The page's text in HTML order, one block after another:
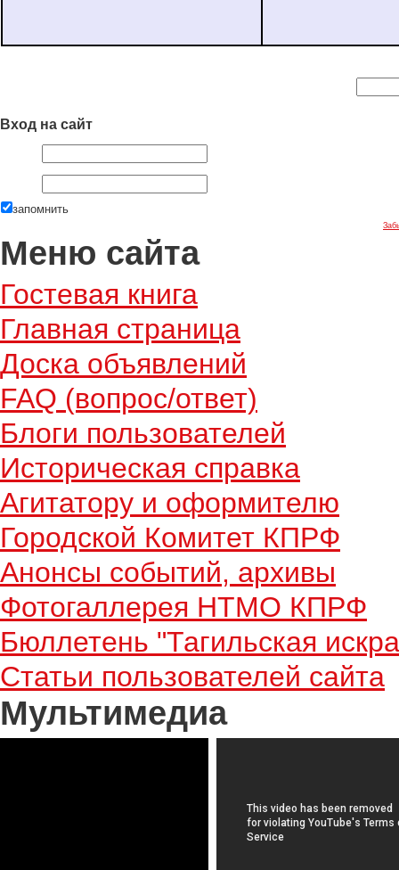
Вход на сайт
запомнить
Меню сайта
Гостевая книга
Главная страница
Доска объявлений
FAQ (вопрос/ответ)
Блоги пользователей
Историческая справка
Агитатору и оформителю
Городской Комитет КПРФ
Анонсы событий, архивы
Фотогаллерея НТМО КПРФ
Бюллетень "Тагильская
Статьи пользователей сайта
Мультимедиа